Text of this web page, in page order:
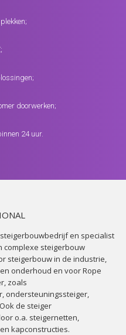
doorwerken;
24 uur.
steigerbouwbedrijfen specialist
complexe steigerbouw
steigerbouw in de industrie,
onderhoud en voor Rope
, zoals
ondersteuningssteiger,
de steiger
o.a. steigernetten,
en kapconstructies.